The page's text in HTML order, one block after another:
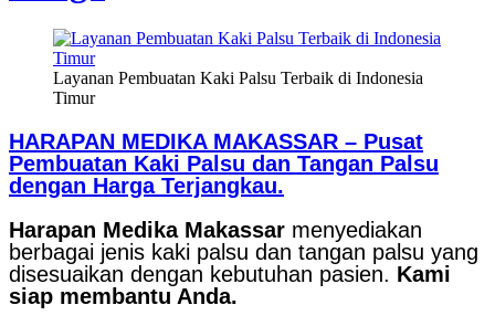
Layanan Pembuatan Kaki Palsu Terbaik di Indonesia
Timur
HARAPAN MEDIKA MAKASSAR – Pusat
Pembuatan Kaki Palsu dan Tangan Palsu
dengan Harga Terjangkau.
Harapan Medika Makassar menyediakan
berbagai jenis kaki palsu dan tangan palsu yang
disesuaikan dengan kebutuhan pasien. Kami
siap membantu Anda.